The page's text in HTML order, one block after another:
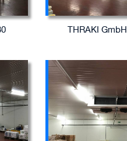
THRAKI